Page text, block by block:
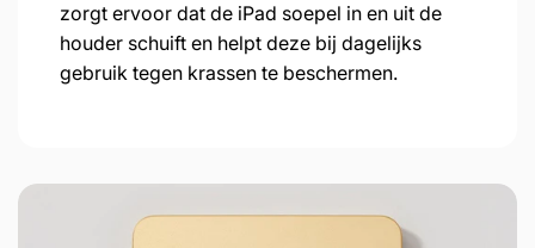
zorgt ervoor dat de iPad soepel in en uit de
houder schuift en helpt deze bij dagelijks
gebruik tegen krassen te beschermen.